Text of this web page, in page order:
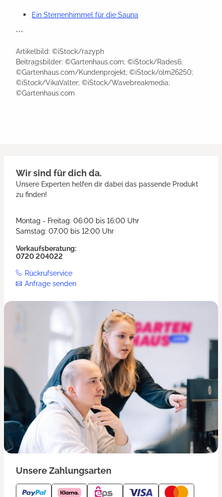
Ein Sternenhimmel für die Sauna
***
Artikelbild: ©iStock/razyph
Beitragsbilder: ©Gartenhaus.com; ©iStock/Rades6;
©Gartenhaus.com/Kundenprojekt; ©iStock/olm26250;
©iStock/VikaValter; ©iStock/Wavebreakmedia;
©Gartenhaus.com
Wir sind für dich da.
Unsere Experten helfen dir dabei das passende Produkt
zu finden!
Montag - Freitag: 06:00 bis 16:00 Uhr
Samstag: 07:00 bis 12:00 Uhr
Verkaufsberatung:
0720 204022
Rückrufservice
Anfrage senden
Unsere Zahlungsarten